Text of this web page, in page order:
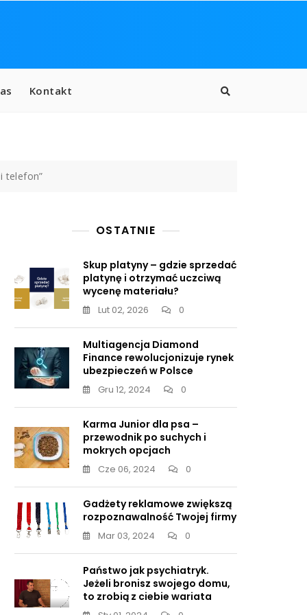
Kontakt
telefon”
OSTATNIE
Skup platyny – gdzie sprzedać
platynę i otrzymać uczciwą
wycenę materiału?
Lut 02, 2026 0
Multiagencja Diamond
Finance rewolucjonizuje rynek
ubezpieczeń w Polsce
Gru 12, 2024 0
Karma Junior dla psa –
przewodnik po suchych i
mokrych opcjach
Cze 06, 2024 0
Gadżety reklamowe zwiększą
rozpoznawalność Twojej firmy
Mar 03, 2024 0
Państwo jak psychiatryk.
Jeżeli bronisz swojego domu,
to zrobią z ciebie wariata